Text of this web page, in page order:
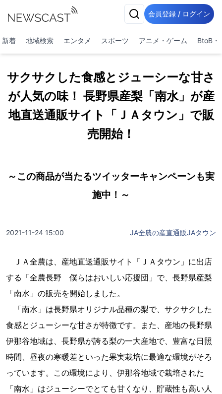
会員登録 / ログイン
新着 地域検索 エンタメ スポーツ アニメ・ゲーム BtoB・
サクサクした食感とジューシーな甘さ
が人気の味！ 長野県産梨「南水」が産
地直送通販サイト「ＪＡタウン」で販
売開始！
～この商品が当たるツイッターキャンペーンも実
施中！～
2021-11-24 15:00 JA全農の産直通販JAタウン
ＪＡ全農は、産地直送通販サイト「ＪＡタウン」に出店
する「全農長野 僕らはおいしい応援団」で、長野県産梨
「南水」の販売を開始しました。
「南水」は長野県オリジナル品種の梨で、サクサクした
食感とジューシーな甘さが特徴です。また、産地の長野県
伊那谷地域は、長野県が誇る梨の一大産地で、豊富な日照
時間、昼夜の寒暖差といった果実栽培に最適な環境がそろ
っています。この環境により、伊那谷地域で栽培された
「南水」はジューシーでとても甘くなり、貯蔵性も高い人